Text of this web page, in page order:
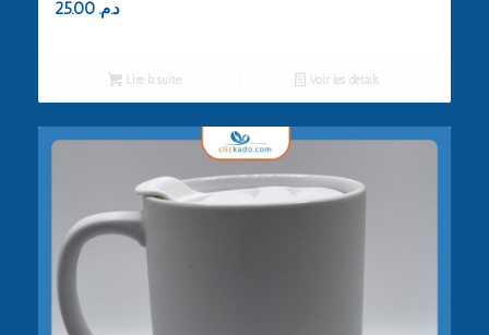
د.م. 25.00
Lire la suite Voir les détails